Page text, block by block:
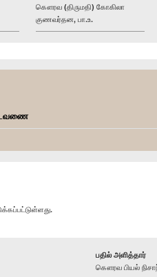
கௌரவ (திருமதி) கோகிலா
குணவர்தன, பா.உ.
பதில் அளித்தார்
கௌரவ பியல்